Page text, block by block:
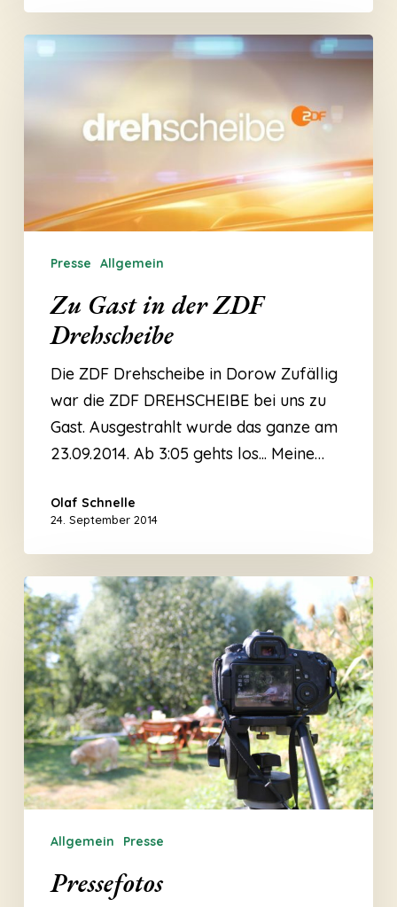
Zu
der
Drehscheibe
Presse Allgemein
Zu Gast in der ZDF
Drehscheibe
Die ZDF Drehscheibe in Dorow Zufällig
war die ZDF DREHSCHEIBE bei uns zu
Gast. Ausgestrahlt wurde das ganze am
23.09.2014. Ab 3:05 gehts los... Meine…
Olaf Schnelle
24. September 2014
Pressefotos
Allgemein Presse
Pressefotos